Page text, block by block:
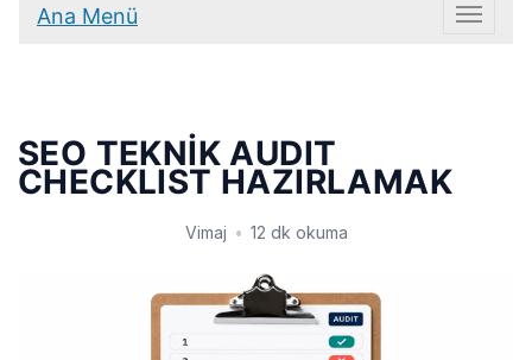
Ana Menü Ana
SEO TEKNİK AUDIT
CHECKLIST HAZIRLAMAK
Vimaj • 12 dk okuma